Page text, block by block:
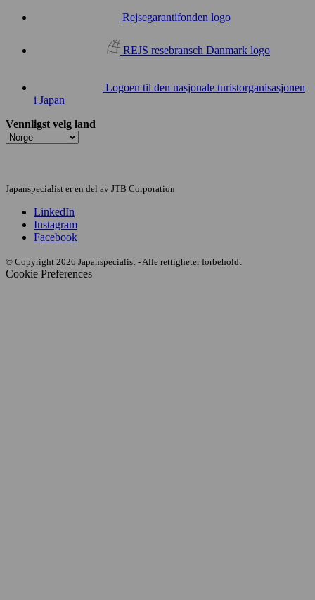
Rejsegarantifonden logo
REJS resebransch Danmark logo
Logoen til den nasjonale turistorganisasjonen
i Japan
Vennligst velg land
Japanspecialist er en del av JTB Corporation
LinkedIn
Instagram
Facebook
© Copyright 2026 Japanspecialist - Alle rettigheter forbeholdt
Cookie Preferences